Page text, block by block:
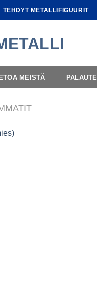
METALLIFIGUURIT
MEISTÄ PALAUTE